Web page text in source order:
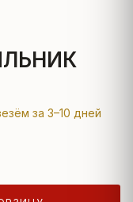
за 3–10 дней